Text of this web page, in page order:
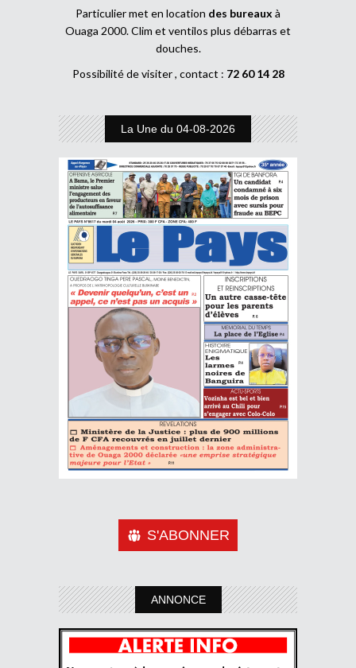
Particulier met en location des bureaux à
Ouaga 2000. Clim et ventilos plus débarras et
douches.
Possibilité de visiter , contact : 72 60 14 28
La Une du 04-08-2026
S'ABONNER
ANNONCE